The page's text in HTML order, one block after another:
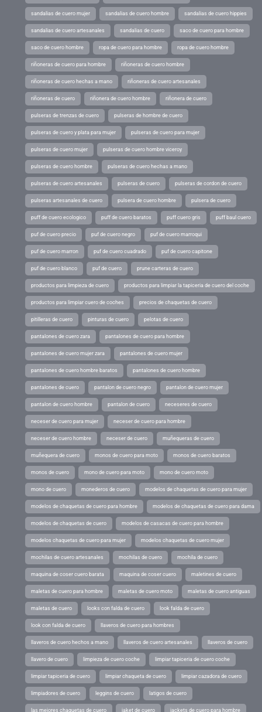
sandalias de cuero mujer sandalias de cuero hombre sandalias de cuero hippies
sandalias de cuero artesanales sandalias de cuero saco de cuero para hombre
saco de cuero hombre ropa de cuero para hombre ropa de cuero hombre
riñoneras de cuero para hombre riñoneras de cuero hombre
riñoneras de cuero hechas a mano riñoneras de cuero artesanales
riñoneras de cuero riñonera de cuero hombre riñonera de cuero
pulseras de trenzas de cuero pulseras de hombre de cuero
pulseras de cuero y plata para mujer pulseras de cuero para mujer
pulseras de cuero mujer pulseras de cuero hombre viceroy
pulseras de cuero hombre pulseras de cuero hechas a mano
pulseras de cuero artesanales pulseras de cuero pulseras de cordon de cuero
pulseras artesanales de cuero pulsera de cuero hombre pulsera de cuero
puff de cuero ecologico puff de cuero baratos puff cuero gris puff baul cuero
puf de cuero precio puf de cuero negro puf de cuero marroqui
puf de cuero marron puf de cuero cuadrado puf de cuero capitone
puf de cuero blanco puf de cuero prune carteras de cuero
productos para limpieza de cuero productos para limpiar la tapiceria de cuero del coche
productos para limpiar cuero de coches precios de chaquetas de cuero
pitilleras de cuero pinturas de cuero pelotas de cuero
pantalones de cuero zara pantalones de cuero para hombre
pantalones de cuero mujer zara pantalones de cuero mujer
pantalones de cuero hombre baratos pantalones de cuero hombre
pantalones de cuero pantalon de cuero negro pantalon de cuero mujer
pantalon de cuero hombre pantalon de cuero neceseres de cuero
neceser de cuero para mujer neceser de cuero para hombre
neceser de cuero hombre neceser de cuero muñequeras de cuero
muñequera de cuero monos de cuero para moto monos de cuero baratos
monos de cuero mono de cuero para moto mono de cuero moto
mono de cuero monederos de cuero modelos de chaquetas de cuero para mujer
modelos de chaquetas de cuero para hombre modelos de chaquetas de cuero para dama
modelos de chaquetas de cuero modelos de casacas de cuero para hombre
modelos chaquetas de cuero para mujer modelos chaquetas de cuero mujer
mochilas de cuero artesanales mochilas de cuero mochila de cuero
maquina de coser cuero barata maquina de coser cuero maletines de cuero
maletas de cuero para hombre maletas de cuero moto maletas de cuero antiguas
maletas de cuero looks con falda de cuero look falda de cuero
look con falda de cuero llaveros de cuero para hombres
llaveros de cuero hechos a mano llaveros de cuero artesanales llaveros de cuero
llavero de cuero limpieza de cuero coche limpiar tapiceria de cuero coche
limpiar tapiceria de cuero limpiar chaqueta de cuero limpiar cazadora de cuero
limpiadores de cuero leggins de cuero latigos de cuero
las mejores chaquetas de cuero jaket de cuero jackets de cuero para hombre